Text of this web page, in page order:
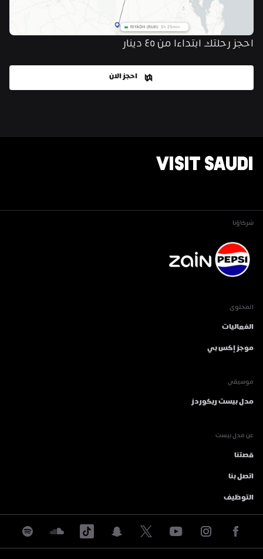
احجز رحلتك ابتداءا من ٤٥ دينار
احجز الان
VISIT SAUDI
شركاؤنا
المحتوى
الفعاليات
موجز إكس بي
موسيقى
مدل بيست ريكوردز
عن مدل بيست
قصتنا
اتصل بنا
التوظيف